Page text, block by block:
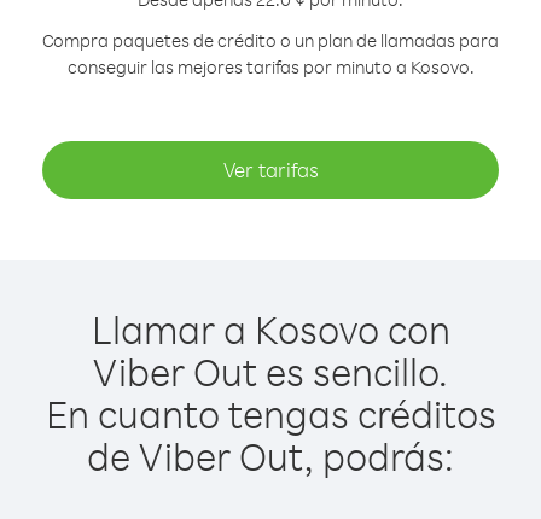
Compra paquetes de crédito o un plan de llamadas para
conseguir las mejores tarifas por minuto a Kosovo.
Ver tarifas
Llamar a Kosovo con
Viber Out es sencillo.
En cuanto tengas créditos
de Viber Out, podrás: